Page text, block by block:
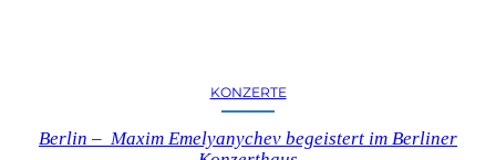
KONZERTE
Berlin – Maxim Emelyanychev begeistert im Berliner